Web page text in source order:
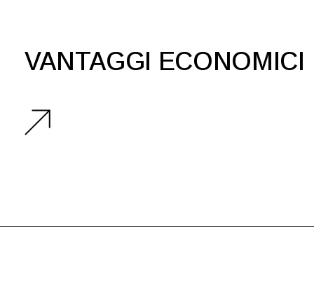
VANTAGGI ECONOMICI